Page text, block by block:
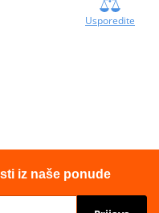
Usporedite
iz naše ponude